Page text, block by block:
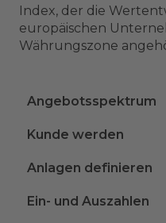
Index, der die
europäischen
Währungszone
Angebotsspektrum
Kunde werden
Anlagen definieren
Ein- und Auszahlen